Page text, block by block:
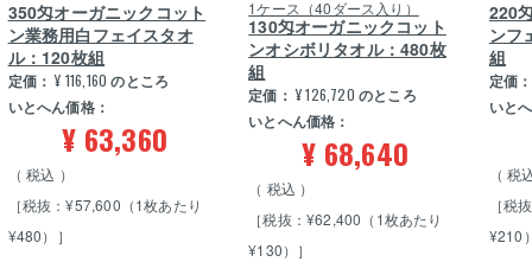
350匁オーガニックコット
ン業務用白フェイスタオ
ル：120枚組
定価： ¥ 116,160 のところ
いとへん価格：
¥ 63,360
税込
［税抜：¥57,600（1枚あたり
¥480）］
1ケース（40ダース入り）
130匁オーガニックコット
ンオシボリタオル：480枚
組
定価： ¥ 126,720 のところ
いとへん価格：
¥ 68,640
税込
［税抜：¥62,400（1枚あたり
¥130）］
220
ンフ
組
定価：
いと
税
［税
¥210